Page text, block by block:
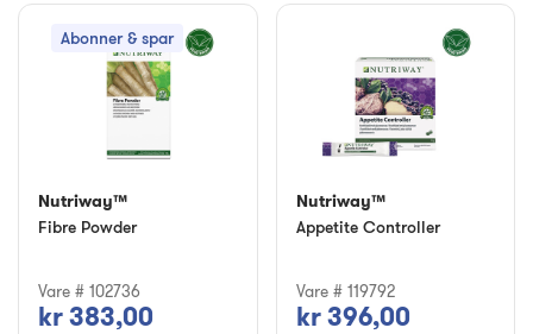
Abonner & spar
Nutriway™
Fibre Powder
Vare # 102736
kr 383,00
Nutriway™
Appetite Controller
Vare # 119792
kr 396,00